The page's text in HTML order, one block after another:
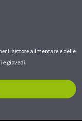
il settore alimentare e delle
e giovedì.